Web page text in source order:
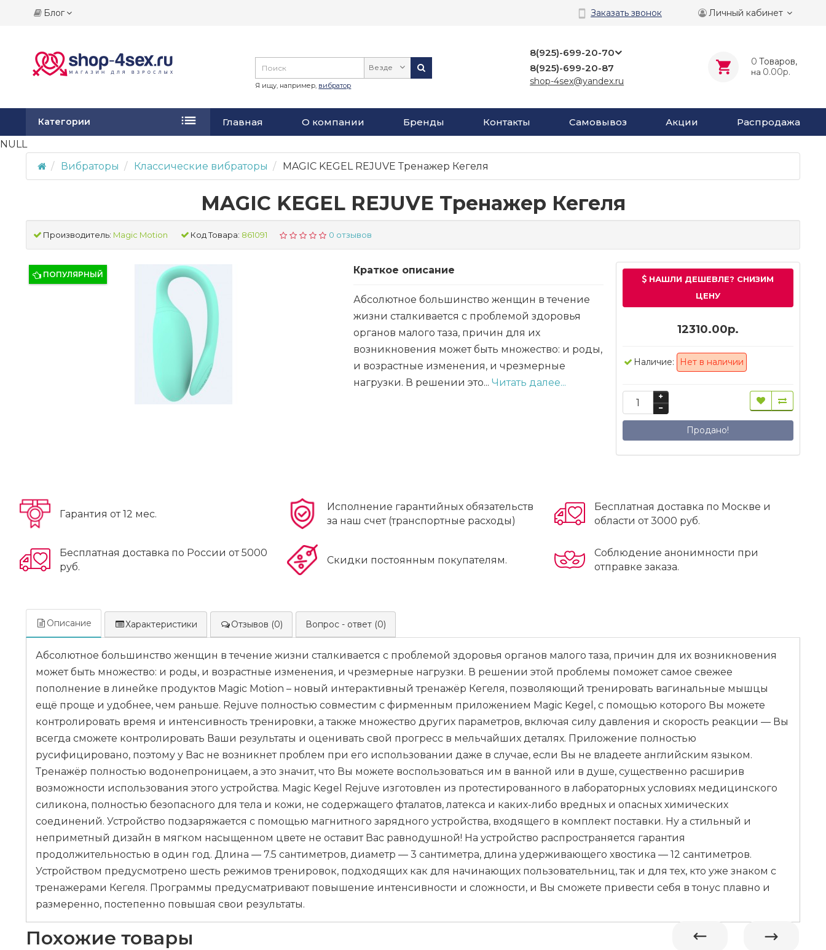
Блог Заказать звонок Личный кабинет
8(925)-699-20-70
8(925)-699-20-87
shop-4sex@yandex.ru
0 Tоваров,
на 0.00р.
Везде
Я ищу, например, вибратор
Главная О компании Бренды Контакты Самовывоз Акции Распродажа
Категории
NULL
Вибраторы
Классические вибраторы MAGIC KEGEL REJUVE Тренажер Кегеля
MAGIC KEGEL REJUVE Тренажер Кегеля
Производитель: Magic Motion Код Товара: 861091 0 отзывов
ПОПУЛЯРНЫЙ Краткое описание
Абсолютное большинство женщин в течение
жизни сталкивается с проблемой здоровья
органов малого таза, причин для их
возникновения может быть множество: и роды,
и возрастные изменения, и чрезмерные
нагрузки. В решении это...Читать далее...
НАШЛИ ДЕШЕВЛЕ? СНИЗИМ
ЦЕНУ
12310.00р.
Наличие: Нет в наличии
Продано!
Гарантия от 12 мес.
Исполнение гарантийных обязательств
за наш счет (транспортные расходы)
Бесплатная доставка по Москве и
области от 3000 руб.
Бесплатная доставка по России от 5000
руб.
Скидки постоянным покупателям.
Соблюдение анонимности при
отправке заказа.
Описание Характеристики Отзывов (0) Вопрос - ответ (0)
Абсолютное большинство женщин в течение жизни сталкивается с проблемой здоровья органов малого таза, причин для их возникновения
может быть множество: и роды, и возрастные изменения, и чрезмерные нагрузки. В решении этой проблемы поможет самое свежее
пополнение в линейке продуктов Magic Motion – новый интерактивный тренажёр Кегеля, позволяющий тренировать вагинальные мышцы
ещё проще и удобнее, чем раньше. Rejuve полностью совместим с фирменным приложением Magic Kegel, с помощью которого Вы можете
контролировать время и интенсивность тренировки, а также множество других параметров, включая силу давления и скорость реакции — Вы
всегда сможете контролировать Ваши результаты и оценивать свой прогресс в мельчайших деталях. Приложение полностью
русифицировано, поэтому у Вас не возникнет проблем при его использовании даже в случае, если Вы не владеете английским языком.
Тренажёр полностью водонепроницаем, а это значит, что Вы можете воспользоваться им в ванной или в душе, существенно расширив
возможности использования этого устройства. Magic Kegel Rejuve изготовлен из протестированного в лабораторных условиях медицинского
силикона, полностью безопасного для тела и кожи, не содержащего фталатов, латекса и каких-либо вредных и опасных химических
соединений. Устройство подзаряжается с помощью магнитного зарядного устройства, входящего в комплект поставки. Ну а стильный и
неприметный дизайн в мягком насыщенном цвете не оставит Вас равнодушной! На устройство распространяется гарантия
продолжительностью в один год. Длина — 7.5 сантиметров, диаметр — 3 сантиметра, длина удерживающего хвостика — 12 сантиметров.
Устройством предусмотрено шесть режимов тренировок, подходящих как для начинающих пользовательниц, так и для тех, кто уже знаком с
тренажерами Кегеля. Программы предусматривают повышение интенсивности и сложности, и Вы сможете привести себя в тонус плавно и
размеренно, постепенно повышая свои результаты.
Похожие товары